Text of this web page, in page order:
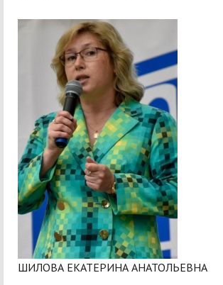
ШИЛОВА ЕКАТЕРИНА АНАТОЛЬЕВНА